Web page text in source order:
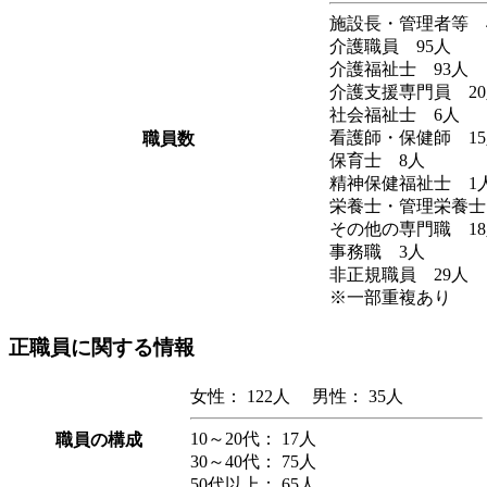
職員数
施設長・管理者等
介護職員 95人
介護福祉士 93人
介護支援専門員 20
社会福祉士 6人
看護師・保健師 15
保育士 8人
精神保健福祉士 1
栄養士・管理栄養
その他の専門職 18
事務職 3人
非正規職員 29人
※一部重複あり
正職員に関する情報
職員の構成
女性： 122人 男性： 35人
10～20代： 17人
30～40代： 75人